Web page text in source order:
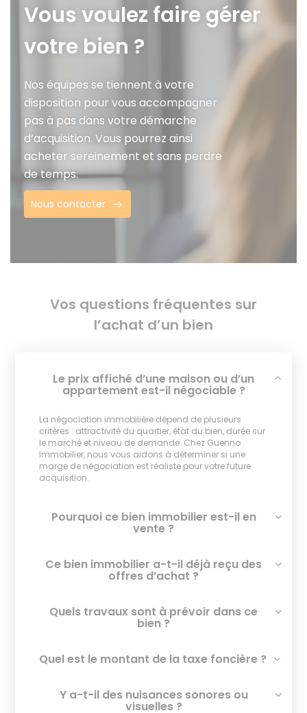
Vous voulez faire gérer
votre bien ?
Nos équipes se tiennent à votre
disposition pour vous accompagner
pas à pas dans votre démarche
d’acquisition. Vous pourrez ainsi
acheter sereinement et sans perdre
de temps.
Nous contacter
Vos questions fréquentes sur
l’achat d’un bien
Le prix affiché d’une maison ou d’un
appartement est-il négociable ?
La négociation immobilière dépend de plusieurs
critères : attractivité du quartier, état du bien, durée sur
le marché et niveau de demande. Chez Guenno
Immobilier, nous vous aidons à déterminer si une
marge de négociation est réaliste pour votre future
acquisition.
Pourquoi ce bien immobilier est-il en
vente ?
Ce bien immobilier a-t-il déjà reçu des
offres d’achat ?
Quels travaux sont à prévoir dans ce
bien ?
Quel est le montant de la taxe foncière ?
Y a-t-il des nuisances sonores ou
visuelles ?